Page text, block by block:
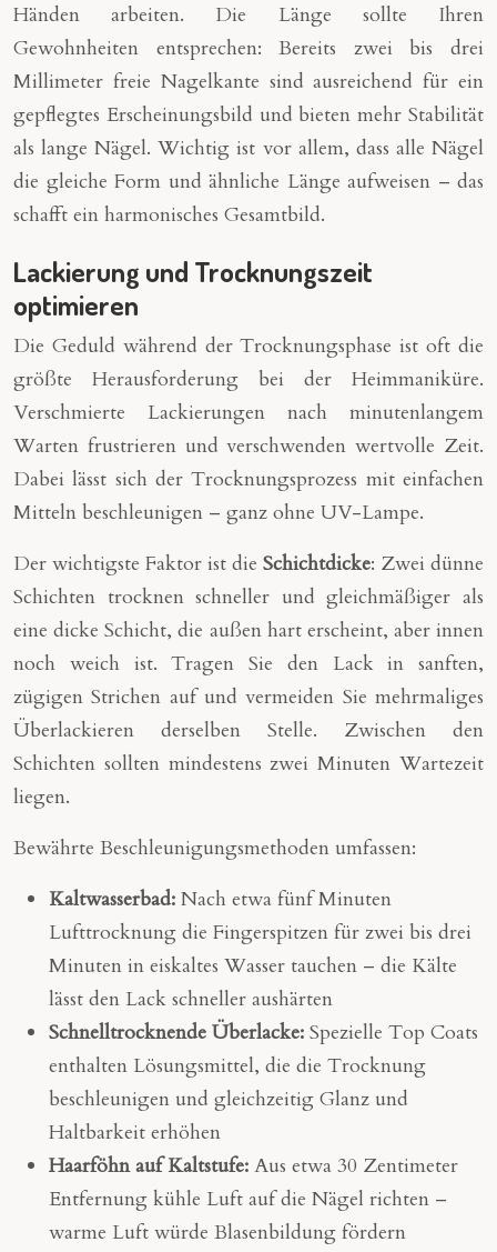
Händen arbeiten. Die Länge sollte Ihren
Gewohnheiten entsprechen: Bereits zwei bis drei
Millimeter freie Nagelkante sind ausreichend für ein
gepflegtes Erscheinungsbild und bieten mehr Stabilität
als lange Nägel. Wichtig ist vor allem, dass alle Nägel
die gleiche Form und ähnliche Länge aufweisen – das
schafft ein harmonisches Gesamtbild.
Lackierung und Trocknungszeit
optimieren
Die Geduld während der Trocknungsphase ist oft die
größte Herausforderung bei der Heimmaniküre.
Verschmierte Lackierungen nach minutenlangem
Warten frustrieren und verschwenden wertvolle Zeit.
Dabei lässt sich der Trocknungsprozess mit einfachen
Mitteln beschleunigen – ganz ohne UV-Lampe.
Der wichtigste Faktor ist die Schichtdicke: Zwei dünne
Schichten trocknen schneller und gleichmäßiger als
eine dicke Schicht, die außen hart erscheint, aber innen
noch weich ist. Tragen Sie den Lack in sanften,
zügigen Strichen auf und vermeiden Sie mehrmaliges
Überlackieren derselben Stelle. Zwischen den
Schichten sollten mindestens zwei Minuten Wartezeit
liegen.
Bewährte Beschleunigungsmethoden umfassen:
Kaltwasserbad: Nach etwa fünf Minuten
Lufttrocknung die Fingerspitzen für zwei bis drei
Minuten in eiskaltes Wasser tauchen – die Kälte
lässt den Lack schneller aushärten
Schnelltrocknende Überlacke: Spezielle Top Coats
enthalten Lösungsmittel, die die Trocknung
beschleunigen und gleichzeitig Glanz und
Haltbarkeit erhöhen
Haarföhn auf Kaltstufe: Aus etwa 30 Zentimeter
Entfernung kühle Luft auf die Nägel richten –
warme Luft würde Blasenbildung fördern